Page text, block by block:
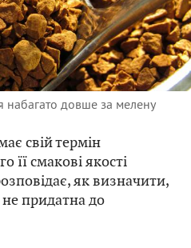
набагато довше за мелену
свій термін
її смакові якості
як визначити,
придатна до